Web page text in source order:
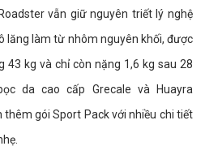
vẫn giữ nguyên triết lý nghệ
lăng làm từ nhôm nguyên khối, được
kg và chỉ còn nặng 1,6 kg sau 28
da cao cấp Grecale và Huayra
gói Sport Pack với nhiều chi tiết